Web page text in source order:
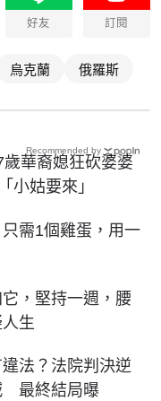
好友 訂閱
烏克蘭 俄羅斯
華裔媳狂砍婆婆
姑要來」
需1個雞蛋，用一
，堅持一週，腰
生
法？法院判決逆
最終結局曝
Recommended by